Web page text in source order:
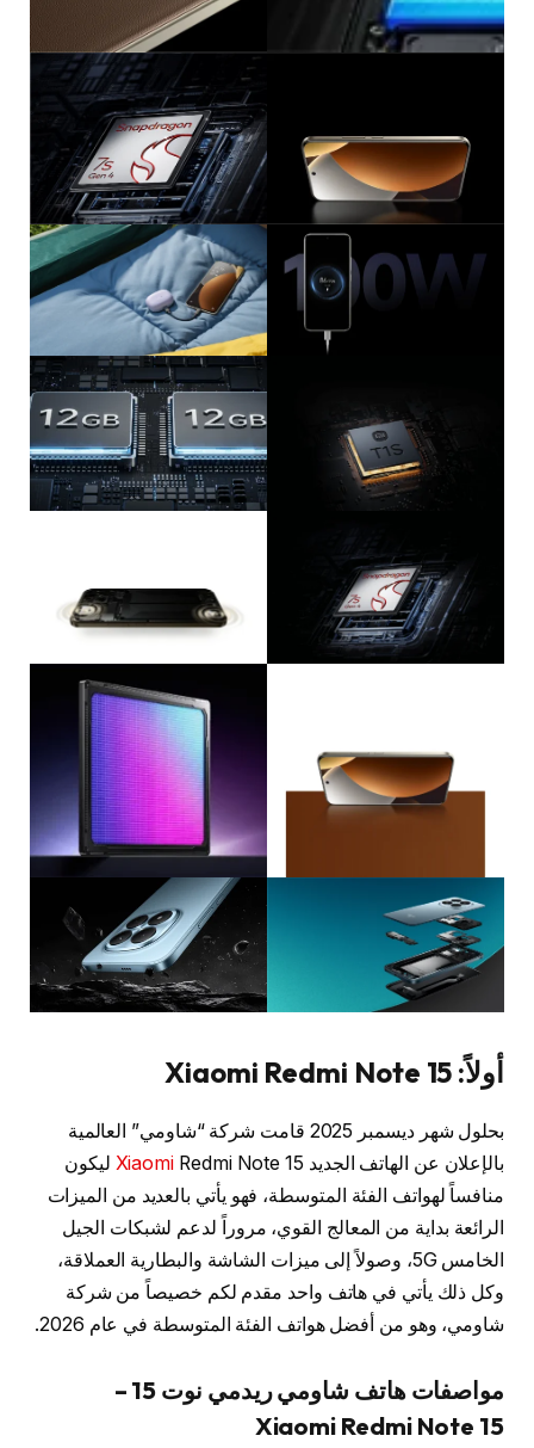
أولاً: Xiaomi Redmi Note 15
بحلول شهر ديسمبر 2025 قامت شركة “شاومي” العالمية
بالإعلان عن الهاتف الجديد
Xiaomi Redmi Note 15 ليكون
منافساً لهواتف الفئة المتوسطة، فهو يأتي بالعديد من الميزات
الرائعة بداية من المعالج القوي، مروراً لدعم لشبكات الجيل
الخامس 5G، وصولاً إلى ميزات الشاشة والبطارية العملاقة،
وكل ذلك يأتي في هاتف واحد مقدم لكم خصيصاً من شركة
شاومي، وهو من أفضل هواتف الفئة المتوسطة في عام 2026.
مواصفات هاتف شاومي ريدمي نوت 15 –
Xiaomi Redmi Note 15